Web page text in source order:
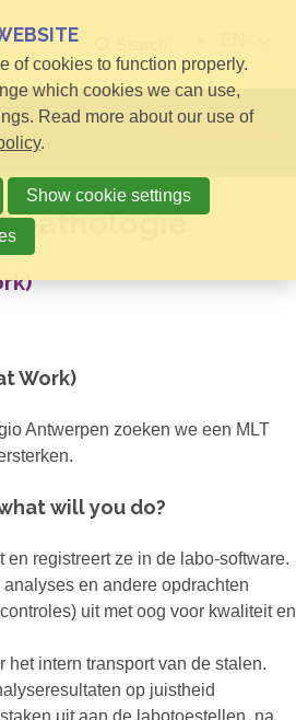
pathologie
Work)
Antwerpen zoeken we een MLT
will you do?
en registreert ze in de labo-software.
en andere opdrachten
uit met oog voor kwaliteit en
het intern transport van de stalen.
op juistheid
of cookies to function properly.
which cookies we can use,
Read more about our use of
.
Show cookie settings